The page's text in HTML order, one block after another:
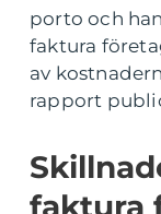
porto och
faktura
av
rapport
faktura